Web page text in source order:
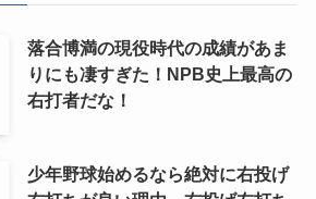
落合博満の現役時代の成績があま
りにも凄すぎた！NPB史上最高の
右打者だな！
少年野球始めるなら絶対に右投げ